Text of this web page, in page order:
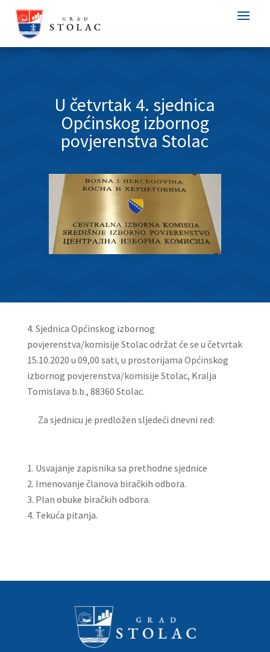
U četvrtak 4. sjednica
Općinskog izbornog
povjerenstva Stolac
Sjednica Općinskog izbornog
povjerenstva/komisije Stolac održat će se u četvrtak
15.10.2020 u 09,00 sati, u prostorijama Općinskog
izbornog povjerenstva/komisije Stolac, Kralja
Tomislava b.b., 88360 Stolac.
Za sjednicu je predložen sljedeći dnevni red:
Usvajanje zapisnika sa prethodne sjednice
Imenovanje članova biračkih odbora.
Plan obuke biračkih odbora.
Tekuća pitanja.